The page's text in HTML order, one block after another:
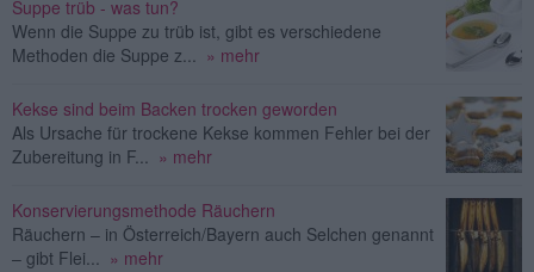
Suppe trüb - was tun?
Wenn die Suppe zu trüb ist, gibt es verschiedene
Methoden die Suppe z... » mehr
Kekse sind beim Backen trocken geworden
Als Ursache für trockene Kekse kommen Fehler bei der
Zubereitung in F... » mehr
Konservierungsmethode Räuchern
Räuchern – in Österreich/Bayern auch Selchen genannt
– gibt Flei... » mehr